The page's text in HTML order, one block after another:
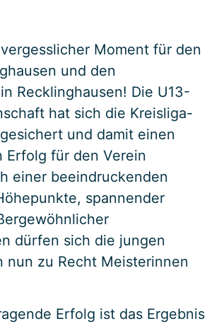
Moment für den
und den
Recklinghausen! Die U13-
hat sich die Kreisliga-
und damit einen
Erfolg für den Verein
einer beeindruckenden
spannender
dürfen sich die jungen
nun zu Recht Meisterinnen
Erfolg ist das Ergebnis